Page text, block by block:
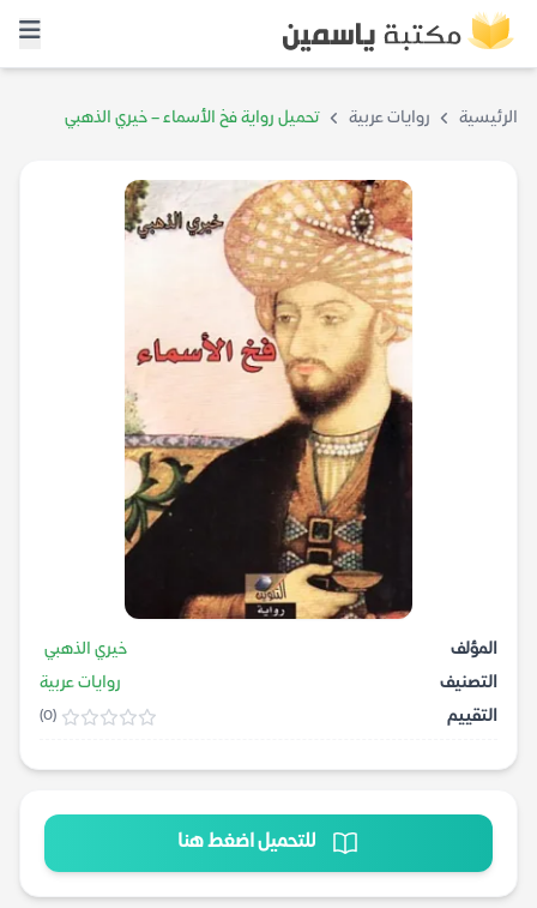
الرئيسية روايات عربية تحميل رواية فخ الأسماء – خيري الذهبي
المؤلف
خيري الذهبي
التصنيف
روايات عربية
التقييم
(0)
للتحميل اضغط هنا